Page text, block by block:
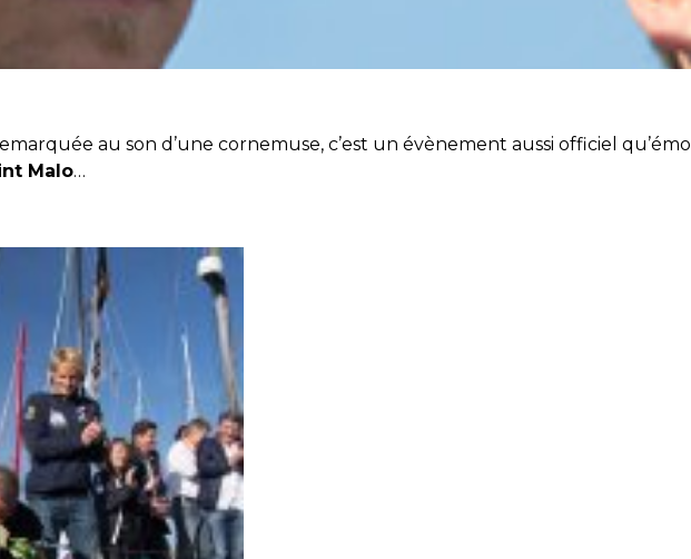
au son d’une cornemuse, c’est un évènement aussi officiel
Malo…